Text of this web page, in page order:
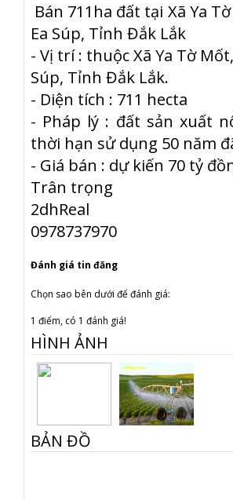
Bán 711ha đất tại Xã Ya
Ea Súp, Tỉnh Đắk Lắk
- Vị trí : thuộc Xã Ya Tờ
Súp, Tỉnh Đắk Lắk.
- Diện tích : 711 hecta
- Pháp lý : đất sản xuất
thời hạn sử dụng 50 năm
- Giá bán : dự kiến 70 tỷ
Trân trọng
2dhReal
0978737970
Đánh giá tin đăng
Chọn sao bên dưới để đánh giá:
1 điểm, có 1 đánh giá!
HÌNH ẢNH
BẢN ĐỒ